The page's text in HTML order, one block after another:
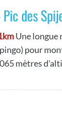
des
Une longue
pour
mètres